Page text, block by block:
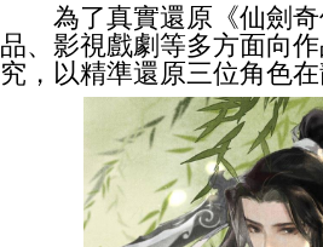
為了真實還原《仙劍奇
品、影視戲劇等多方面向
究，以精準還原三位角色